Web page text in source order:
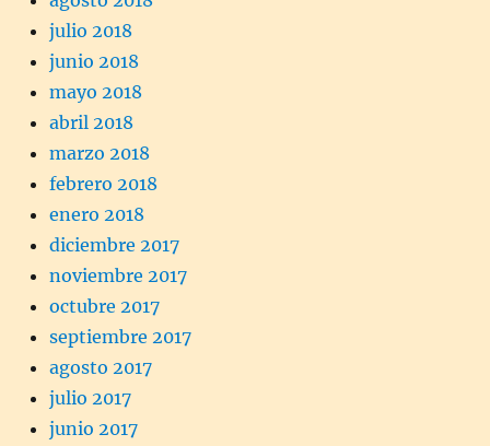
julio 2018
junio 2018
mayo 2018
abril 2018
marzo 2018
febrero 2018
enero 2018
diciembre 2017
noviembre 2017
octubre 2017
septiembre 2017
agosto 2017
julio 2017
junio 2017